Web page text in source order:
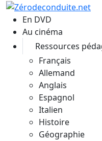
Aller au contenu principal
En DVD
Au cinéma
Ressources
Français
Allemand
Anglais
Espagnol
Italien
Histoire
Géographie